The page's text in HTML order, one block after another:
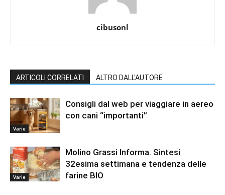
cibusonl
ARTICOLI CORRELATI ALTRO DALL'AUTORE
Varie
Consigli dal web per viaggiare in aereo
con cani “importanti”
Varie
Molino Grassi Informa. Sintesi
32esima settimana e tendenza delle
farine BIO